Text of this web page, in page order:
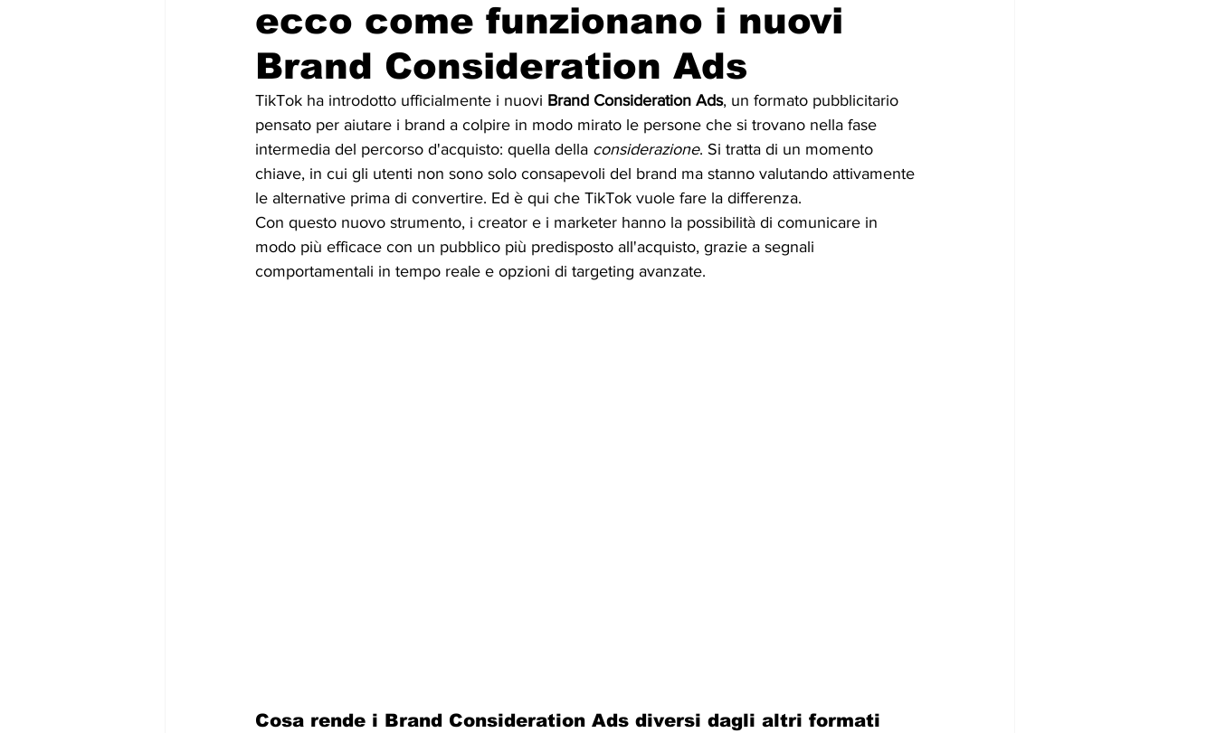
ecco come funzionano i nuovi
Brand Consideration Ads
TikTok ha introdotto ufficialmente i nuovi Brand Consideration Ads, un formato pubblicitario
pensato per aiutare i brand a colpire in modo mirato le persone che si trovano nella fase
intermedia del percorso d'acquisto: quella della considerazione. Si tratta di un momento
chiave, in cui gli utenti non sono solo consapevoli del brand ma stanno valutando attivamente
le alternative prima di convertire. Ed è qui che TikTok vuole fare la differenza.
Con questo nuovo strumento, i creator e i marketer hanno la possibilità di comunicare in
modo più efficace con un pubblico più predisposto all'acquisto, grazie a segnali
comportamentali in tempo reale e opzioni di targeting avanzate.
Cosa rende i Brand Consideration Ads diversi dagli altri formati